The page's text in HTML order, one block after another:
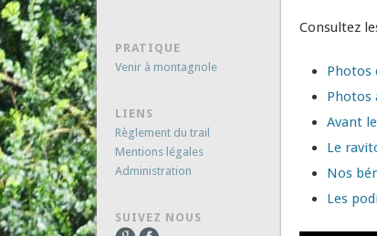
Consultez
Photos
Photos
Avant
Le
Nos
Les
PRATIQUE
Venir à montagnole
LIENS
Règlement du trail
Mentions légales
Administration
SUIVEZ NOUS